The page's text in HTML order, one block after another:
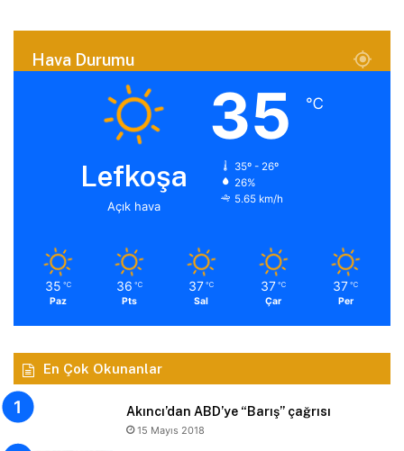
Hava Durumu
Lefkoşa
Açık hava
35 ℃
35º - 26º
26%
5.65 km/h
35 ℃
Paz
36 ℃
Pts
37 ℃
Sal
37 ℃
Çar
37 ℃
Per
En Çok Okunanlar
Akıncı’dan ABD’ye “Barış” çağrısı
15 Mayıs 2018